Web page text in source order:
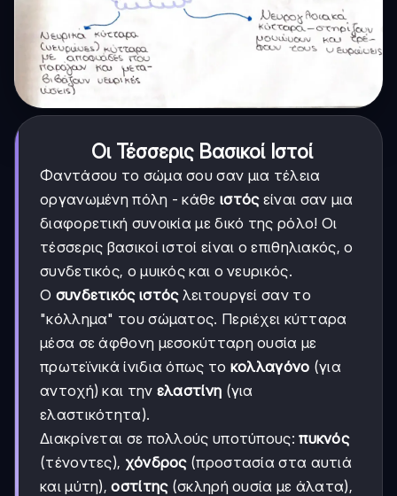
Οι Τέσσερις Βασικοί Ιστοί
Φαντάσου το σώμα σου σαν μια τέλεια
οργανωμένη πόλη - κάθε ιστόςείναι σαν μια
διαφορετική συνοικία με δικό της ρόλο! Οι
τέσσερις βασικοί ιστοί είναι ο επιθηλιακός, ο
συνδετικός, ο μυικός και ο νευρικός.
Ο συνδετικός ιστόςλειτουργεί σαν το
"κόλλημα" του σώματος. Περιέχει κύτταρα
μέσα σε άφθονη μεσοκύτταρη ουσία με
πρωτεϊνικά ίνιδια όπως το κολλαγόνο (για
αντοχή) και την ελαστίνη (για
ελαστικότητα).
Διακρίνεται σε πολλούς υποτύπους:πυκνός
(τένοντες), χόνδρος(προστασία στα αυτιά
και μύτη),οστίτης(σκληρή ουσία με άλατα),